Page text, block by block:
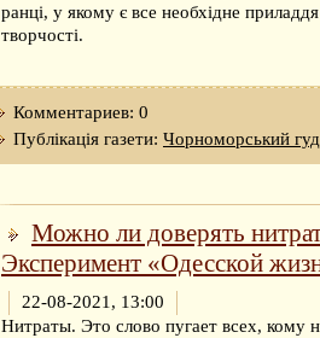
ранці, у якому є все необхідне
творчості.
Комментариев: 0
Публікація газети: Чорноморський
Можно ли доверять
Эксперимент «Одесской
22-08-2021, 13:00
Нитраты. Это слово пугает всех, кому